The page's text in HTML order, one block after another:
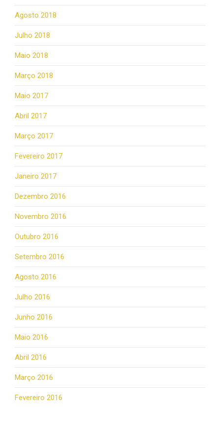
Agosto 2018
Julho 2018
Maio 2018
Março 2018
Maio 2017
Abril 2017
Março 2017
Fevereiro 2017
Janeiro 2017
Dezembro 2016
Novembro 2016
Outubro 2016
Setembro 2016
Agosto 2016
Julho 2016
Junho 2016
Maio 2016
Abril 2016
Março 2016
Fevereiro 2016